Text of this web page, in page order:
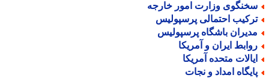
وزارت امور خارجه
احتمالی پرسپولیس
باشگاه پرسپولیس
ایران و آمریکا
متحده آمریکا
امداد و نجات